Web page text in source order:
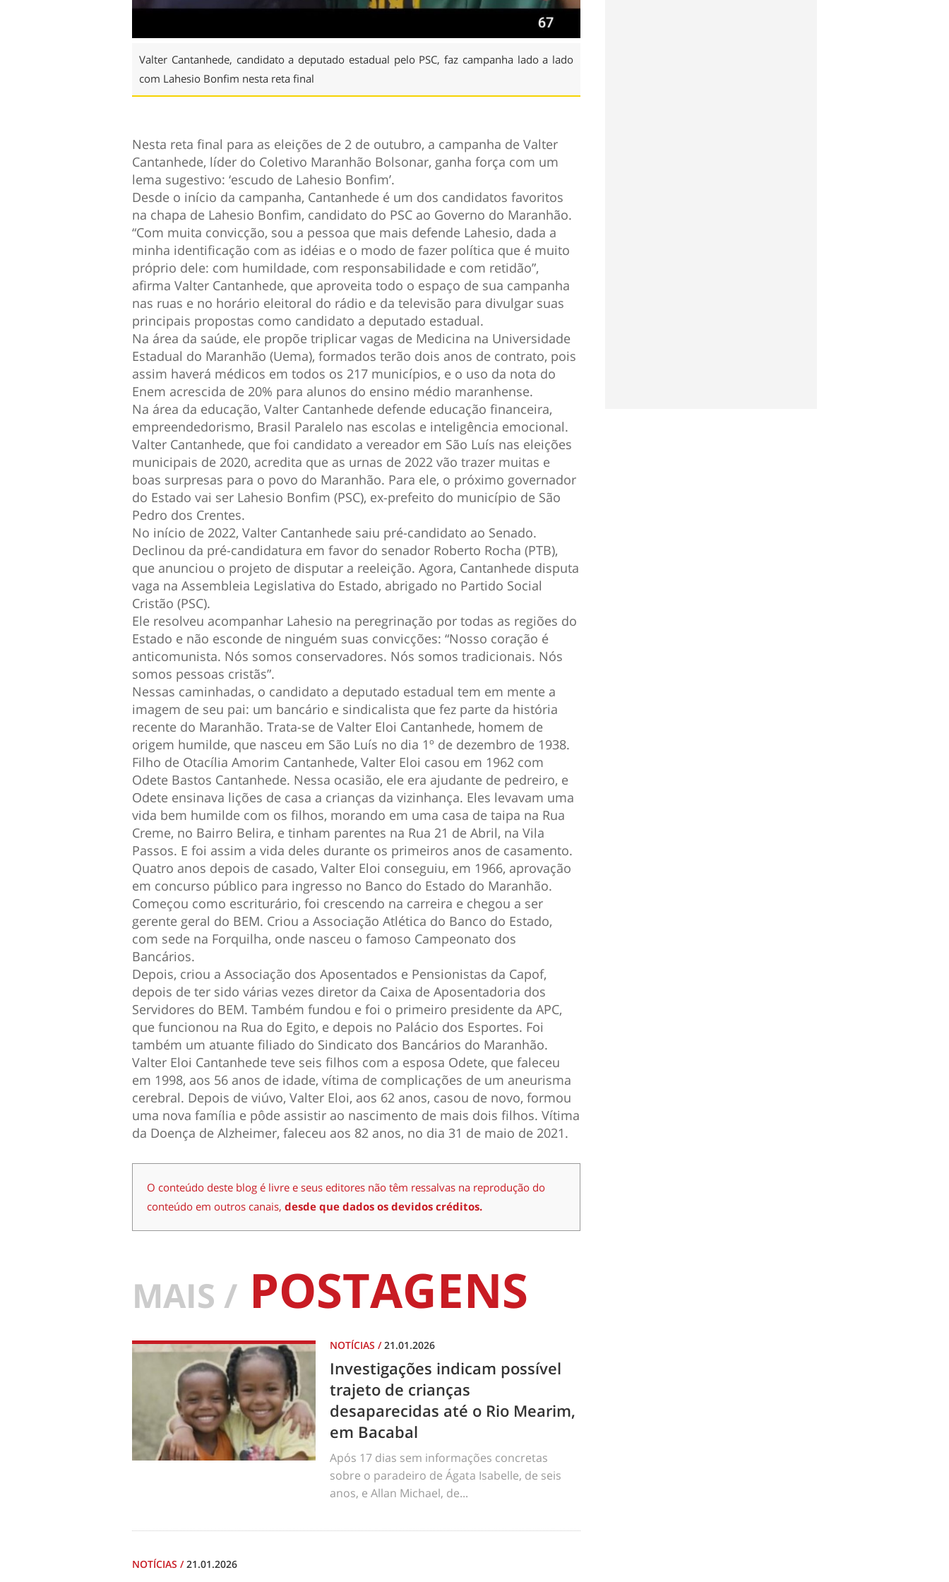
Valter Cantanhede, candidato a deputado estadual pelo PSC, faz campanha lado a lado
com Lahesio Bonfim nesta reta final
Nesta reta final para as eleições de 2 de outubro, a campanha de Valter
Cantanhede, líder do Coletivo Maranhão Bolsonar, ganha força com um
lema sugestivo: ‘escudo de Lahesio Bonfim’.
Desde o início da campanha, Cantanhede é um dos candidatos favoritos
na chapa de Lahesio Bonfim, candidato do PSC ao Governo do Maranhão.
“Com muita convicção, sou a pessoa que mais defende Lahesio, dada a
minha identificação com as idéias e o modo de fazer política que é muito
próprio dele: com humildade, com responsabilidade e com retidão”,
afirma Valter Cantanhede, que aproveita todo o espaço de sua campanha
nas ruas e no horário eleitoral do rádio e da televisão para divulgar suas
principais propostas como candidato a deputado estadual.
Na área da saúde, ele propõe triplicar vagas de Medicina na Universidade
Estadual do Maranhão (Uema), formados terão dois anos de contrato, pois
assim haverá médicos em todos os 217 municípios, e o uso da nota do
Enem acrescida de 20% para alunos do ensino médio maranhense.
Na área da educação, Valter Cantanhede defende educação financeira,
empreendedorismo, Brasil Paralelo nas escolas e inteligência emocional.
Valter Cantanhede, que foi candidato a vereador em São Luís nas eleições
municipais de 2020, acredita que as urnas de 2022 vão trazer muitas e
boas surpresas para o povo do Maranhão. Para ele, o próximo governador
do Estado vai ser Lahesio Bonfim (PSC), ex-prefeito do município de São
Pedro dos Crentes.
No início de 2022, Valter Cantanhede saiu pré-candidato ao Senado.
Declinou da pré-candidatura em favor do senador Roberto Rocha (PTB),
que anunciou o projeto de disputar a reeleição. Agora, Cantanhede disputa
vaga na Assembleia Legislativa do Estado, abrigado no Partido Social
Cristão (PSC).
Ele resolveu acompanhar Lahesio na peregrinação por todas as regiões do
Estado e não esconde de ninguém suas convicções: “Nosso coração é
anticomunista. Nós somos conservadores. Nós somos tradicionais. Nós
somos pessoas cristãs”.
Nessas caminhadas, o candidato a deputado estadual tem em mente a
imagem de seu pai: um bancário e sindicalista que fez parte da história
recente do Maranhão. Trata-se de Valter Eloi Cantanhede, homem de
origem humilde, que nasceu em São Luís no dia 1º de dezembro de 1938.
Filho de Otacília Amorim Cantanhede, Valter Eloi casou em 1962 com
Odete Bastos Cantanhede. Nessa ocasião, ele era ajudante de pedreiro, e
Odete ensinava lições de casa a crianças da vizinhança. Eles levavam uma
vida bem humilde com os filhos, morando em uma casa de taipa na Rua
Creme, no Bairro Belira, e tinham parentes na Rua 21 de Abril, na Vila
Passos. E foi assim a vida deles durante os primeiros anos de casamento.
Quatro anos depois de casado, Valter Eloi conseguiu, em 1966, aprovação
em concurso público para ingresso no Banco do Estado do Maranhão.
Começou como escriturário, foi crescendo na carreira e chegou a ser
gerente geral do BEM. Criou a Associação Atlética do Banco do Estado,
com sede na Forquilha, onde nasceu o famoso Campeonato dos
Bancários.
Depois, criou a Associação dos Aposentados e Pensionistas da Capof,
depois de ter sido várias vezes diretor da Caixa de Aposentadoria dos
Servidores do BEM. Também fundou e foi o primeiro presidente da APC,
que funcionou na Rua do Egito, e depois no Palácio dos Esportes. Foi
também um atuante filiado do Sindicato dos Bancários do Maranhão.
Valter Eloi Cantanhede teve seis filhos com a esposa Odete, que faleceu
em 1998, aos 56 anos de idade, vítima de complicações de um aneurisma
cerebral. Depois de viúvo, Valter Eloi, aos 62 anos, casou de novo, formou
uma nova família e pôde assistir ao nascimento de mais dois filhos. Vítima
da Doença de Alzheimer, faleceu aos 82 anos, no dia 31 de maio de 2021.
O conteúdo deste blog é livre e seus editores não têm ressalvas na reprodução do
conteúdo em outros canais, desde que dados os devidos créditos.
MAIS / POSTAGENS
NOTÍCIAS /21.01.2026
Investigações indicam possível
trajeto de crianças
desaparecidas até o Rio Mearim,
em Bacabal
Após 17 dias sem informações concretas
sobre o paradeiro de Ágata Isabelle, de seis
anos, e Allan Michael, de...
NOTÍCIAS /21.01.2026